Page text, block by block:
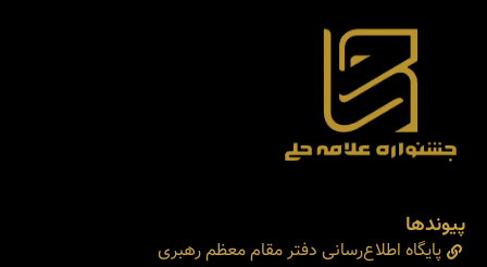
پیوندها
پایگاه اطلاع‌رسانی دفتر مقام معظم رهبری